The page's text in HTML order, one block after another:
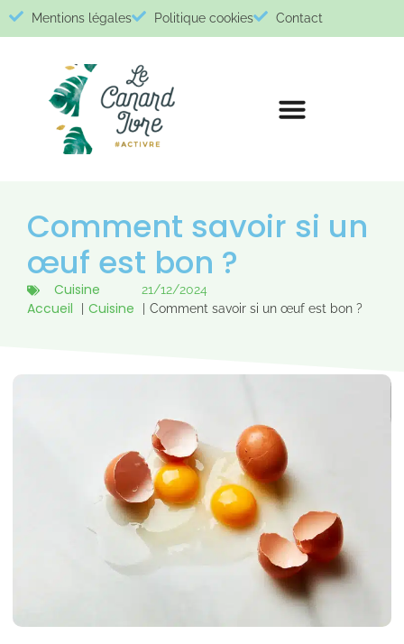
Mentions légales Politique cookies Contact
Comment savoir si un
œuf est bon ?
Cuisine 21/12/2024
Accueil Cuisine Comment savoir si un œuf est bon ?